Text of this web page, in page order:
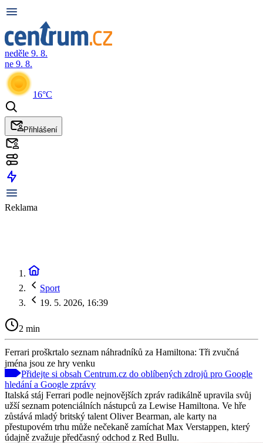
neděle 9. 8.
ne 9. 8.
16°C
Přihlášení
Reklama
Sport
19. 5. 2026, 16:39
2 min
Ferrari proškrtalo seznam náhradníků za Hamiltona: Tři zvučná
jména jsou ze hry venku
Přidejte si obsah Centrum.cz do oblíbených zdrojů pro Google
hledání a Google zprávy
Italská stáj Ferrari podle nejnovějších zpráv radikálně upravila svůj
užší seznam potenciálních nástupců za Lewise Hamiltona. Ve hře
zůstává mladý britský talent Oliver Bearman, ale karty na
přestupovém trhu může nečekaně zamíchat Max Verstappen, který
údajně zvažuje předčasný odchod z Red Bullu.